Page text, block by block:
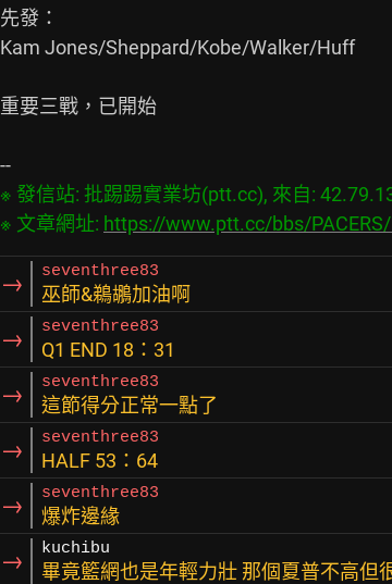
先發：
Kam Jones/Sheppard/Kobe/Walker/Huff
重要三戰，已開始
※ 發信站: 批踢踢實業坊(ptt.cc), 來自:
※ 文章網址: https://www.ptt.cc/bbs/
→ seventhree83
巫師&鵜鶘加油啊
→ seventhree83
Q1 END 18：31
→ seventhree83
這節得分正常一點了
→ seventhree83
HALF 53：64
→ seventhree83
爆炸邊緣
→ kuchibu
畢竟籃網也是年輕力壯 那個夏普不高但